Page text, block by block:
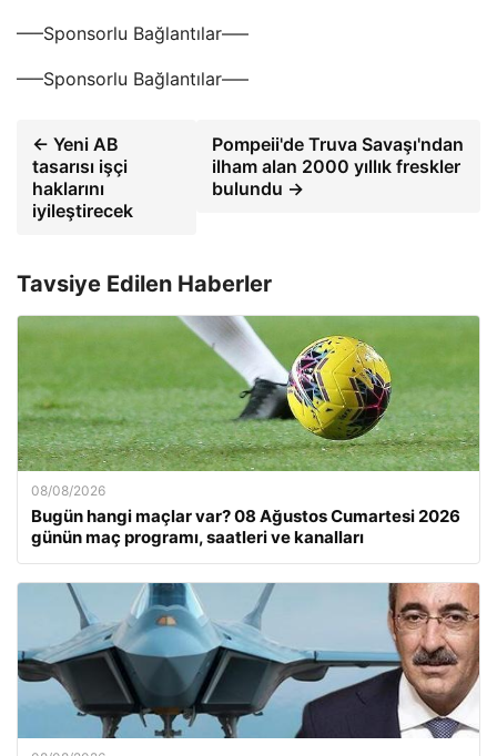
—–Sponsorlu Bağlantılar—–
—–Sponsorlu Bağlantılar—–
← Yeni AB
tasarısı işçi
haklarını
iyileştirecek
Pompeii'de Truva Savaşı'ndan
ilham alan 2000 yıllık freskler
bulundu →
Tavsiye Edilen Haberler
08/08/2026
Bugün hangi maçlar var? 08 Ağustos Cumartesi 2026
günün maç programı, saatleri ve kanalları